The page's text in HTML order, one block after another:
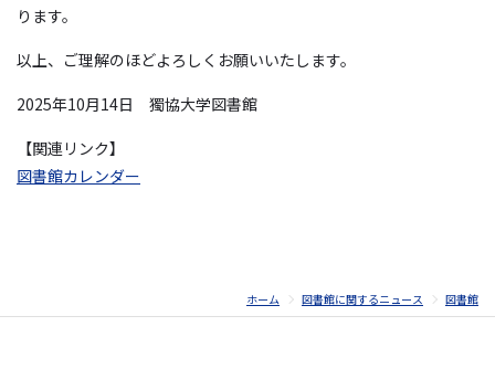
ります。
以上、ご理解のほどよろしくお願いいたします。
2025年10月14日 獨協大学図書館
【関連リンク】
図書館カレンダー
ホーム 図書館に関するニュース 図書館